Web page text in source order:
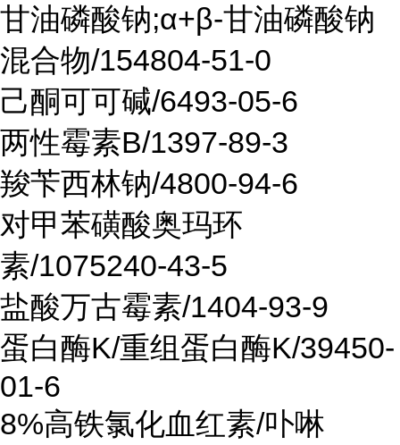
甘油磷酸钠;α+β-甘油磷酸钠
混合物/154804-51-0
己酮可可碱/6493-05-6
两性霉素B/1397-89-3
羧苄西林钠/4800-94-6
对甲苯磺酸奥玛环
素/1075240-43-5
盐酸万古霉素/1404-93-9
蛋白酶K/重组蛋白酶K/39450-
01-6
8%高铁氯化血红素/卟啉